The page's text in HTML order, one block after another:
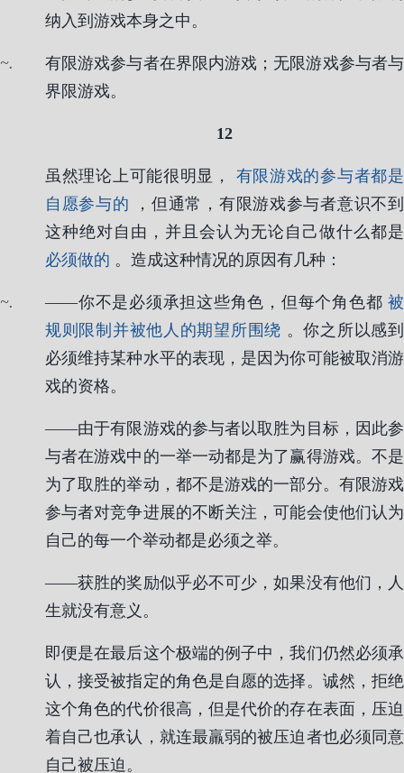
纳入到游戏本身之中。
.
有限游戏参与者在界限内游戏；无限游戏参与者与
界限游戏。
12
虽然理论上可能很明显， 有限游戏的参与者都是
自愿参与的 ，但通常，有限游戏参与者意识不到
这种绝对自由，并且会认为无论自己做什么都是
必须做的 。造成这种情况的原因有几种：
. ——你不是必须承担这些角色，但每个角色都 被
规则限制并被他人的期望所围绕 。你之所以感到
必须维持某种水平的表现，是因为你可能被取消游
戏的资格。
——由于有限游戏的参与者以取胜为目标，因此参
与者在游戏中的一举一动都是为了赢得游戏。不是
为了取胜的举动，都不是游戏的一部分。有限游戏
参与者对竞争进展的不断关注，可能会使他们认为
自己的每一个举动都是必须之举。
——获胜的奖励似乎必不可少，如果没有他们，人
生就没有意义。
即便是在最后这个极端的例子中，我们仍然必须承
认，接受被指定的角色是自愿的选择。诚然，拒绝
这个角色的代价很高，但是代价的存在表面，压迫
着自己也承认，就连最羸弱的被压迫者也必须同意
自己被压迫。